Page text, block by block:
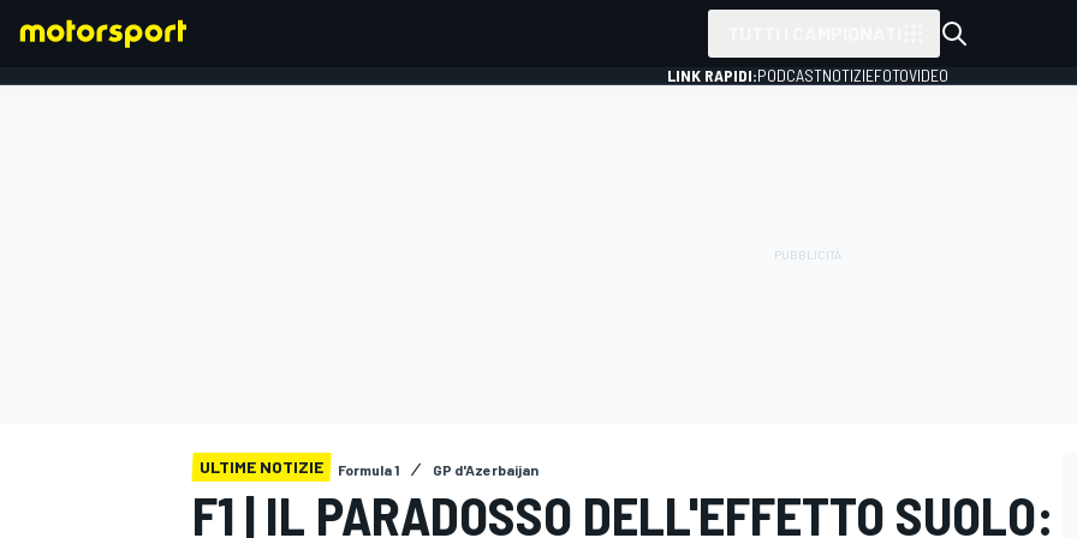
LINK RAPIDI:PODCASTNOTIZIEFOTOVIDEO
ULTIME NOTIZIE Formula 1 GP d'Azerbaijan
F1 | IL PARADOSSO DELL'EFFETTO SUOLO: